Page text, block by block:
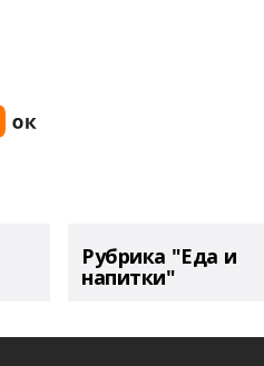
Рубрика "Еда и
напитки"